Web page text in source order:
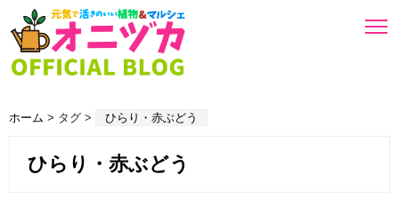
ホーム > タグ > ひらり・赤ぶどう
ひらり・赤ぶどう